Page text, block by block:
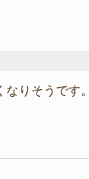
りそうです。